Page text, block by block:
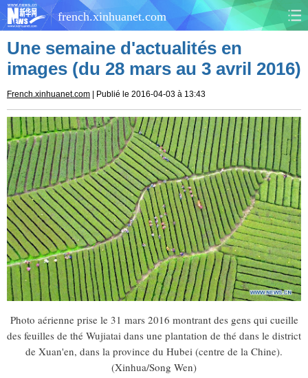
french.xinhuanet.com
CHINE MONDE
CULTURE SOCIÉTÉ
SANTÉ SPORTS
SCI&TECH PLANÈTE
TOURISME DOCUMENTS
DOSSIERS PHOTOS
VIDÉOS
Une semaine d'actualités en
images (du 28 mars au 3 avril 2016)
French.xinhuanet.com | Publié le 2016-04-03 à 13:43
Photo aérienne prise le 31 mars 2016 montrant des gens qui cueille
des feuilles de thé Wujiatai dans une plantation de thé dans le district
de Xuan'en, dans la province du Hubei (centre de la Chine).
(Xinhua/Song Wen)